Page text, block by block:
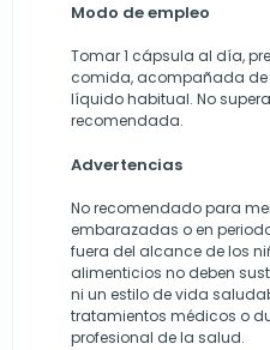
Modo de empleo
Tomar 1 cápsula al día,
comida, acompañada
líquido habitual. No
recomendada.
Advertencias
No recomendado para
embarazadas o en
fuera del alcance de los
alimenticios no deben
ni un estilo de vida
tratamientos médicos o
profesional de la salud.